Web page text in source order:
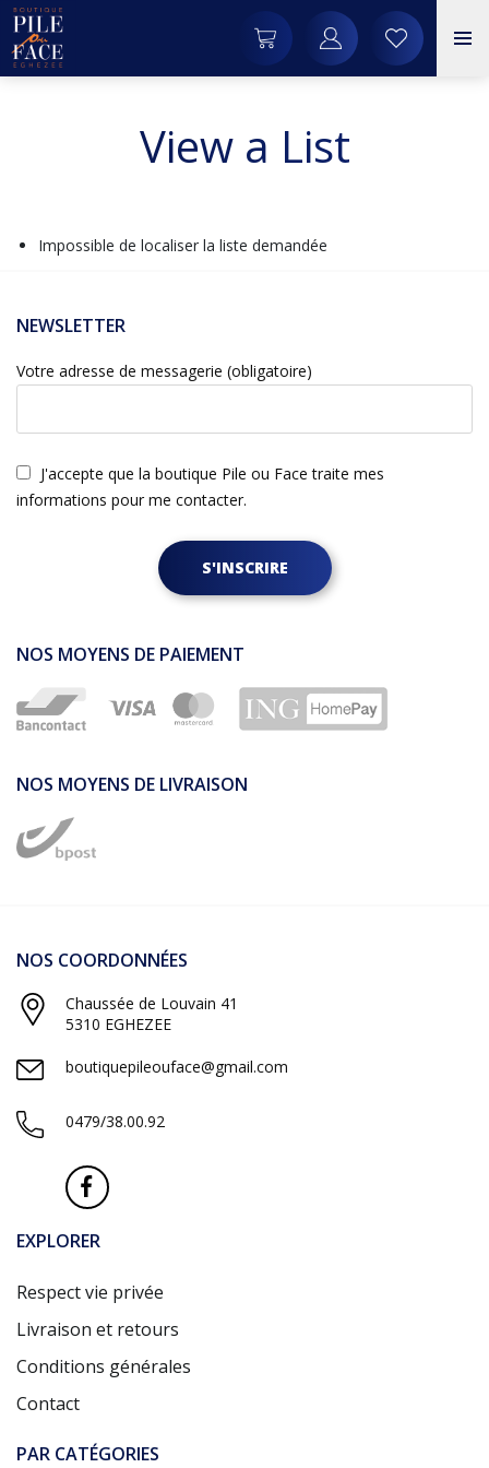
View a List
Impossible de localiser la liste demandée
NEWSLETTER
Votre adresse de messagerie (obligatoire)
J'accepte que la boutique Pile ou Face traite mes
informations pour me contacter.
S'INSCRIRE
NOS MOYENS DE PAIEMENT
NOS MOYENS DE LIVRAISON
NOS COORDONNÉES
Chaussée de Louvain 41
5310 EGHEZEE
boutiquepileouface@gmail.com
0479/38.00.92
EXPLORER
Respect vie privée
Livraison et retours
Conditions générales
Contact
PAR CATÉGORIES